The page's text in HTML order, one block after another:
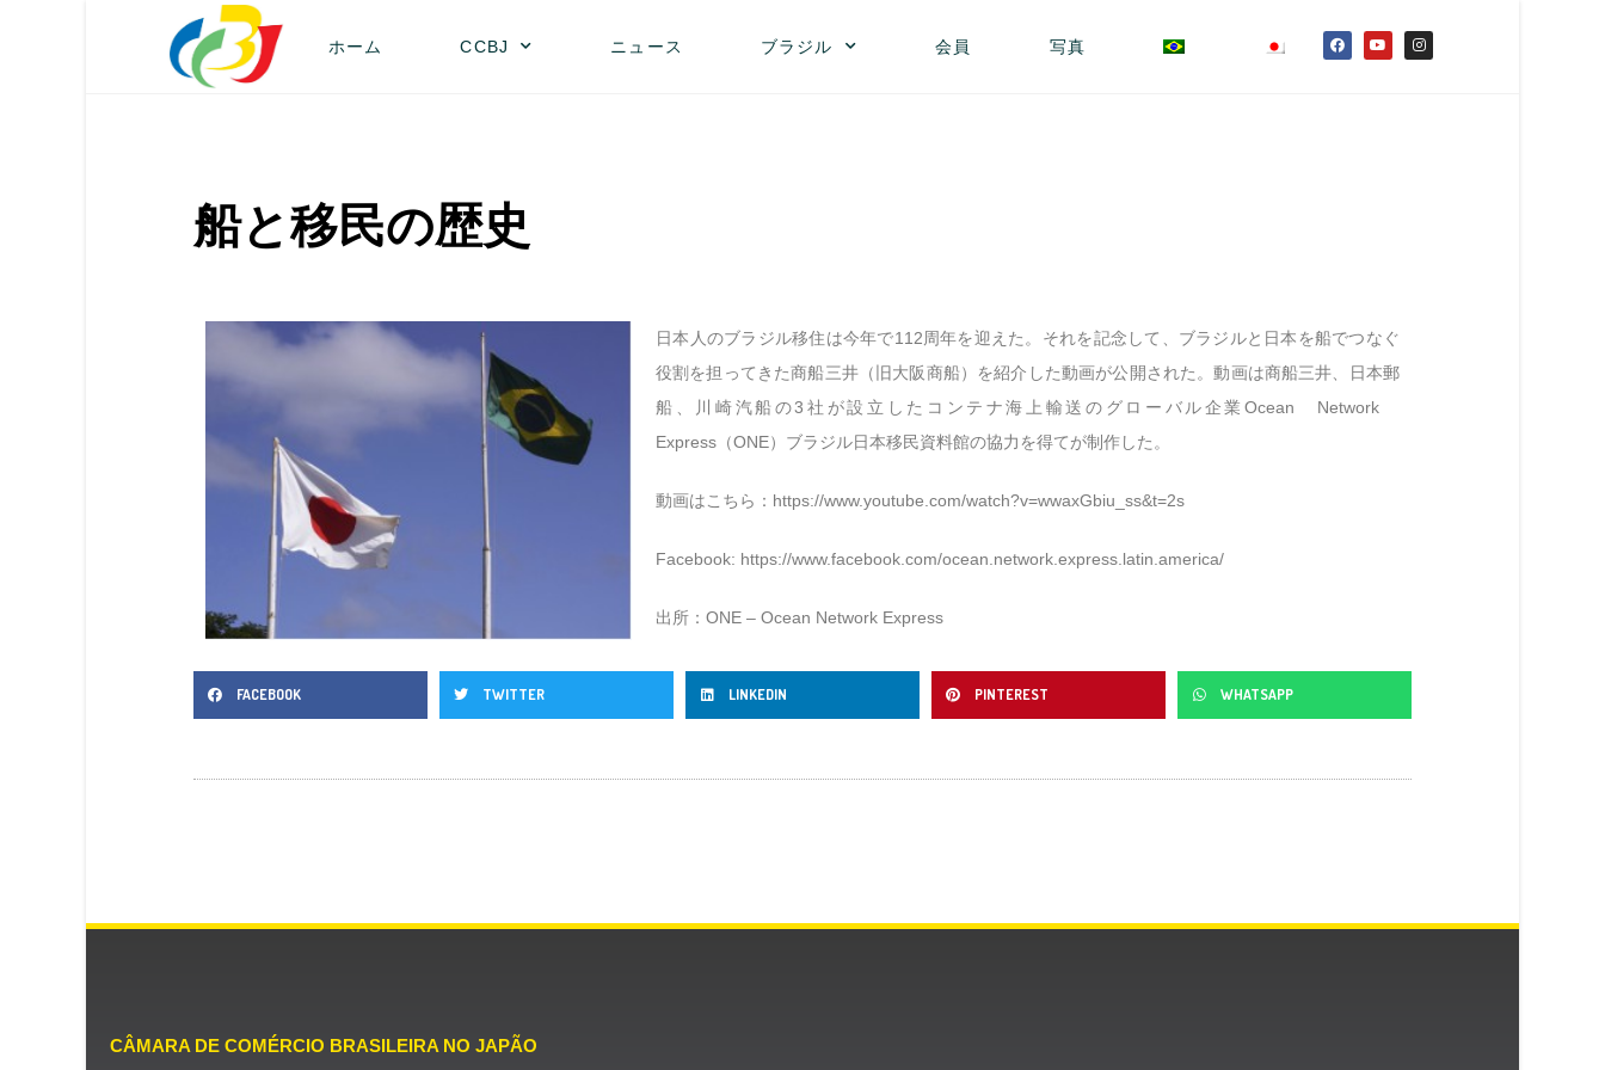
ホーム CCBJ ニュース ブラジル 会員 写真
船と移民の歴史
日本人のブラジル移住は今年で112周年を迎えた。それを記念して、ブラジルと日本を船でつなぐ
役割を担ってきた商船三井（旧大阪商船）を紹介した動画が公開された。動画は商船三井、日本郵
船、川崎汽船の3社が設立したコンテナ海上輸送のグローバル企業Ocean Network
Express（ONE）ブラジル日本移民資料館の協力を得てが制作した。
動画はこちら： https://www.youtube.com/watch?v=wwaxGbiu_ss&t=2s
Facebook: https://www.facebook.com/ocean.network.express.latin.america/
出所：ONE – Ocean Network Express
FACEBOOK TWITTER LINKEDIN PINTEREST WHATSAPP
CÂMARA DE COMÉRCIO BRASILEIRA NO JAPÃO